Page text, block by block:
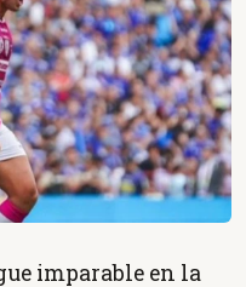
imparable en la